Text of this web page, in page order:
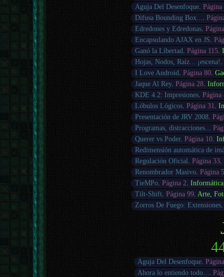
Aguja Del Desenfoque. Página
Difusa Bounding Box...
Edredones y Edredonas.
Encapsulando AJAX en JS
Ganó la Libertad
Página 115.
Hojas, Nodos, Raíz... ¡escena!
I Love Android
Página 80.
Jaque Al Rey. Página 28.
KDE 4.2: Impresiones. Página
Lóbulos Lógicos. Página 31
Presentación de JRV 2008.
Programas, distracciones..
Querer vs Poder. Página 10.
Redimensión automática de
Regulación Oficial
Página 33.
Renombrador Masivo. Página
TieMPo. Página 2 Informática
Tilt-Shift. Página 99. Arte,
Zorros De Fuego: Extensiones
Aguja Del Desenfoque .
Ahora lo entiendo todo...
.